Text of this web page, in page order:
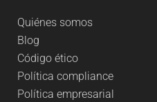
Quiénes somos
Blog
Código ético
Política compliance
Política empresarial